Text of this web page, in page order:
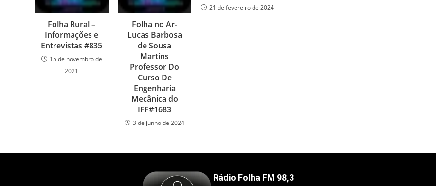
Folha Rural –
Informações e
Entrevistas #835
15 de novembro de
2021
Folha no Ar-
Lucas Barbosa
de Sousa
Martins
Professor Do
Curso De
Engenharia
Mecânica do
IFF#1683
3 de junho de 2024
21 de fevereiro de 2024
Rádio Folha FM 98,3